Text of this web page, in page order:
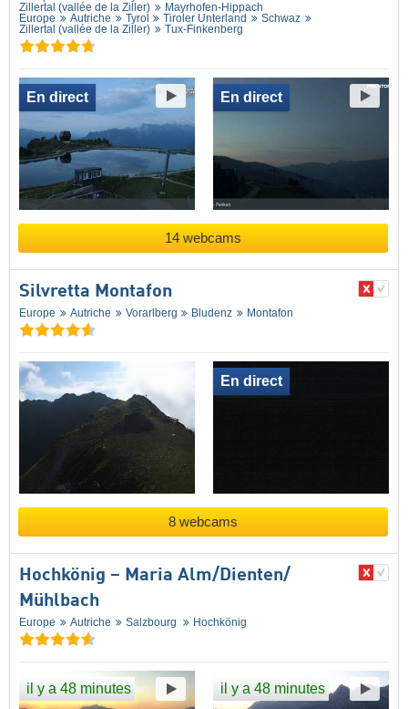
Zillertal (vallée de la Ziller)
Mayrhofen-Hippach
Europe
Autriche Tyrol Tiroler Unterland
Schwaz
Zillertal (vallée de la Ziller)
Tux-Finkenberg
En direct En direct
14 webcams
Silvretta Montafon
Europe Autriche Vorarlberg Bludenz Montafon
En direct
8 webcams
Hochkönig – Maria Alm/​Dienten/​
Mühlbach
Europe Autriche Salzbourg Hochkönig
il y a 48 minutes il y a 48 minutes